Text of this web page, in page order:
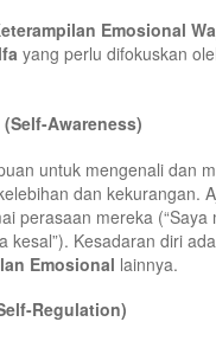
Emosional
yang perlu difokuskan
Awareness)
untuk mengenali dan
dan kekurangan.
perasaan mereka (“Saya
kesal”). Kesadaran diri
Emosional lainnya.
Regulation)